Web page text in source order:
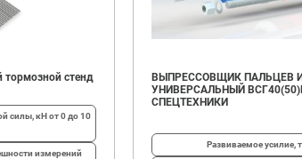
стенд
силы, кНот 0 до 10
измерений
ВЫПРЕССОВЩИК ПАЛЬЦЕВ
УНИВЕРСАЛЬНЫЙ
СПЕЦТЕХНИКИ
Развиваемое усилие,